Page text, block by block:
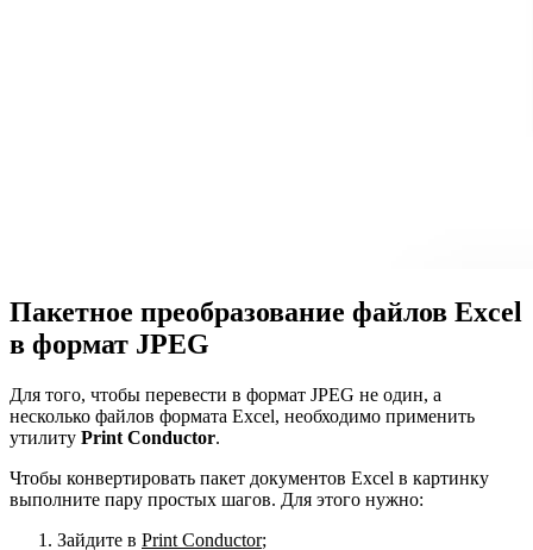
Пакетное преобразование файлов Excel
в формат JPEG
Для того, чтобы перевести в формат JPEG не один, а
несколько файлов формата Excel, необходимо применить
утилиту Print Conductor.
Чтобы конвертировать пакет документов Excel в картинку
выполните пару простых шагов. Для этого нужно:
Зайдите в Print Conductor;